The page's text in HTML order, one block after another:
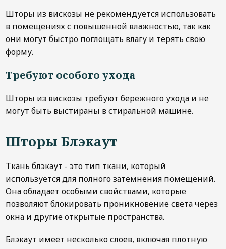
Шторы из вискозы не рекомендуется использовать
в помещениях с повышенной влажностью, так как
они могут быстро поглощать влагу и терять свою
форму.
Требуют особого ухода
Шторы из вискозы требуют бережного ухода и не
могут быть выстираны в стиральной машине.
Шторы Блэкаут
Ткань блэкаут - это тип ткани, который
используется для полного затемнения помещений.
Она обладает особыми свойствами, которые
позволяют блокировать проникновение света через
окна и другие открытые пространства.
Блэкаут имеет несколько слоев, включая плотную